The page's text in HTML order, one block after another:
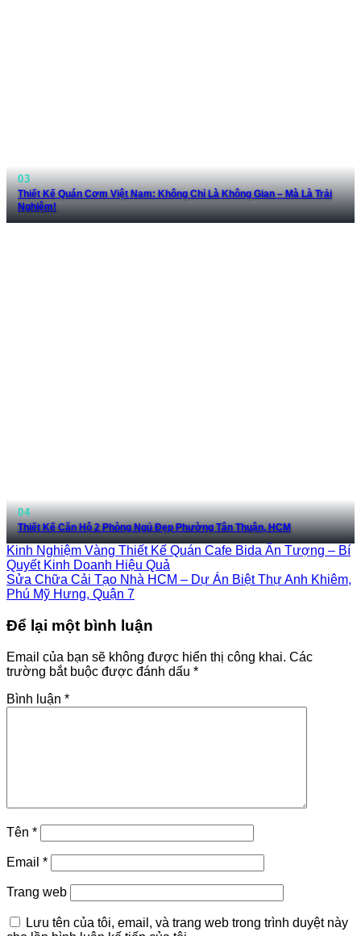
Thiết Kế Quán Cơm Việt Nam: Không Chỉ Là Không Gian – Mà Là Trải
Nghiệm!
Thiết Kế Căn Hộ 2 Phòng Ngủ Đẹp Phường Tân Thuận, HCM
Kinh Nghiệm Vàng Thiết Kế Quán Cafe Bida Ấn Tượng – Bí
Quyết Kinh Doanh Hiệu Quả
Sửa Chữa Cải Tạo Nhà HCM – Dự Án Biệt Thự Anh Khiêm,
Phú Mỹ Hưng, Quận 7
Để lại một bình luận
Email của bạn sẽ không được hiển thị công khai. Các
trường bắt buộc được đánh dấu *
Bình luận *
Tên *
Email *
Trang web
Lưu tên của tôi, email, và trang web trong trình duyệt này